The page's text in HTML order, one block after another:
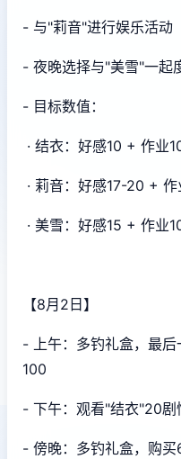
- 与"莉音"进行娱乐活动
- 夜晚选择与"美雪"一起
- 目标数值：
· 结衣：好感10 + 作业
· 莉音：好感17-20 + 作
· 美雪：好感15 + 作业
【8月2日】
- 上午：多钓礼盒，最
100
- 下午：观看"结衣"20剧
- 傍晚：多钓礼盒，购